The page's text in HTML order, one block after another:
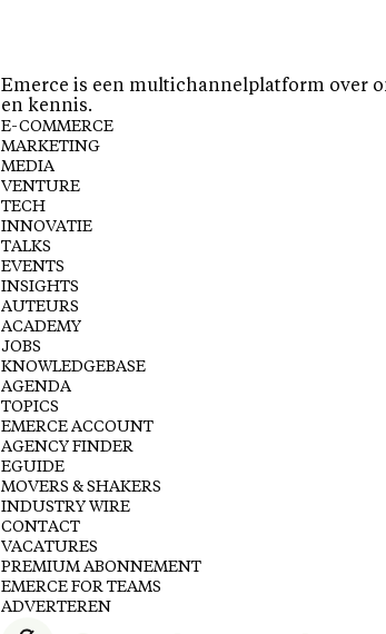
Emerce is een multichannelplatform over
en kennis.
E-COMMERCE
MARKETING
MEDIA
VENTURE
TECH
INNOVATIE
TALKS
EVENTS
INSIGHTS
AUTEURS
ACADEMY
JOBS
KNOWLEDGEBASE
AGENDA
TOPICS
EMERCE ACCOUNT
AGENCY FINDER
EGUIDE
MOVERS & SHAKERS
INDUSTRY WIRE
CONTACT
VACATURES
PREMIUM ABONNEMENT
EMERCE FOR TEAMS
ADVERTEREN